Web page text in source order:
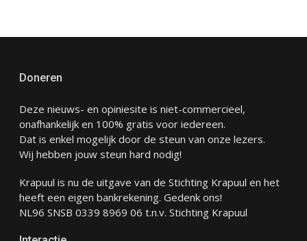
Doneren
Deze nieuws- en opiniesite is niet-commercieel,
onafhankelijk en 100% gratis voor iedereen.
Dat is enkel mogelijk door de steun van onze lezers.
Wij hebben jouw steun hard nodig!
Krapuul is nu de uitgave van de Stichting Krapuul en het
heeft een eigen bankrekening. Gedenk ons!
NL96 SNSB 0339 8969 06 t.n.v. Stichting Krapuul